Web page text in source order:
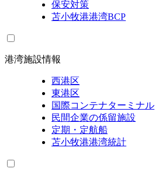
保安対策
苫小牧港港湾BCP
港湾施設情報
西港区
東港区
国際コンテナターミナル
民間企業の係留施設
定期・定航船
苫小牧港港湾統計